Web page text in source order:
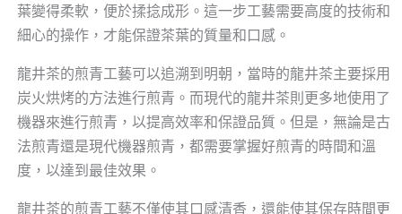
葉變得柔軟，便於揉捻成形。這一步工藝需要高度的技術和
細心的操作，才能保證茶葉的質量和口感。
龍井茶的煎青工藝可以追溯到明朝，當時的龍井茶主要採用
炭火烘烤的方法進行煎青。而現代的龍井茶則更多地使用了
機器來進行煎青，以提高效率和保證品質。但是，無論是古
法煎青還是現代機器煎青，都需要掌握好煎青的時間和溫
度，以達到最佳效果。
龍井茶的煎青工藝不僅使其口感清香，還能使其保存時間更